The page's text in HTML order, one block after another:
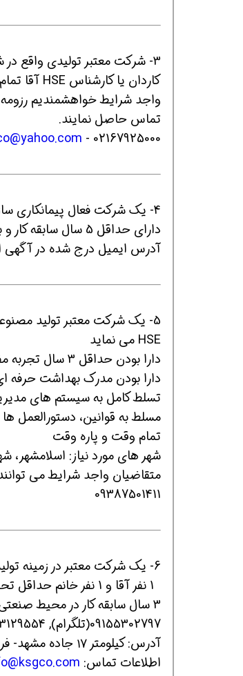
3- شرکت معتبر تولیدی واقع در شهریار جهت تکمیل کادر خود در استان تهران دعوت به همکاری می‌نماید.
تماس حاصل نمایند.
- 02167925000
دارای حداقل 5
آدرس ایمیل درج شده در آگهی
5- یک شرکت معتبر تولید
HSE می نماید
دارا بودن حداقل 3 سال تجربه مفید در کارخانجات تولیدی و صنعتی
دارا بودن مدرک بهداشت حرفه
تسلط کامل به سیستم های
مسلط به قوانین، دستورالعمل
تمام وقت و پاره وقت
شهر های مورد نیاز: اسلامشهر،
09387501411
6- یک شرکت معتبر در زمینه تولید قطعات خودرو واقع در مشهد دعوت به همکاری می نماید
3 سال سابقه کار در محیط صنعتی - مسلط به ارزیابی عوامل زیان آورمحیط کار و اصول کار بازرسی ایمنی
09155302797(تلگرام), 0903129554(واتساپ), 38470009 (داخلی 1201 و 1202)
آدرس: کیلومتر ۱۷ جاده مشهد- فریمان- تپه سلام- سه راهی بیدک- جنب پوشاک نوآوران
اطلاعات تماس:
همین حالا بگیرش همین حالا بگیرش
افسر HSE هوشمند شو